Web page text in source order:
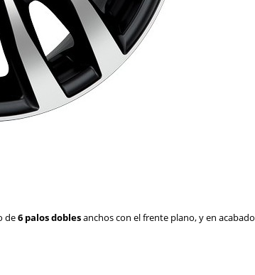
de6 palos doblesanchos con el frente plano, y en acabado